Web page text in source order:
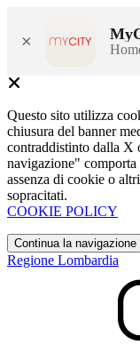
×
Questo sito utilizza
chiusura del banner
contraddistinto dalla X
navigazione"
assenza di cookie o
sopracitati.
COOKIE POLICY
Continua la navigazione
Regione Lombardia